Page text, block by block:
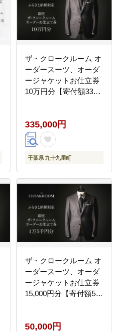
ザ・クロークルーム オ
ーダースーツ、オーダ
ージャケットお仕立券
10万円分【寄付額33万
335,000円
千葉県 九十九里町
ザ・クロークルーム オ
ーダースーツ、オーダ
ージャケットお仕立券
15,000円分【寄付額5万
服 ビジネス 贈答 ギフ
50,000円